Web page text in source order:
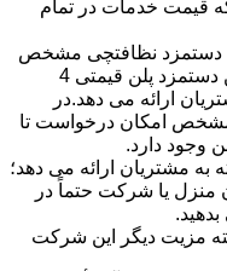
قیمت خدمات در تمام
دستمزد نظافتچی مشخص
کرده است.این شرکت برای تعیین دستمزد پلن قیمتی 4
به مشتریان ارائه می دهد.در
امکان درخواست تا
وجود دارد.
خدمات 24 ساعته به مشتریان ارائه می دهد؛
منزل یا شرکت حتماً در
مزیت دیگر این شرکت